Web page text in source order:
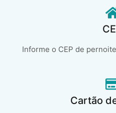
Informe o CEP de
Cartão